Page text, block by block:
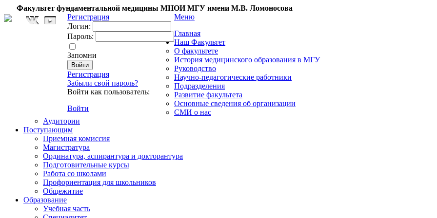
Факультет фундаментальной медицины МНОИ МГУ имени М.В. Ломоносова
Регистрация
Логин:
Пароль:
Запомни
Регистрация
Забыли свой пароль?
Войти как пользователь:
Войти
Меню
Главная
Наш Факультет
О факультете
История медицинского образования в МГУ
Руководство
Научно-педагогические работники
Подразделения
Развитие факультета
Основные сведения об организации
СМИ о нас
Аудитории
Поступающим
Приемная комиссия
Магистратура
Ординатура, аспирантура и докторантура
Подготовительные курсы
Работа со школами
Профориентация для школьников
Общежитие
Образование
Учебная часть